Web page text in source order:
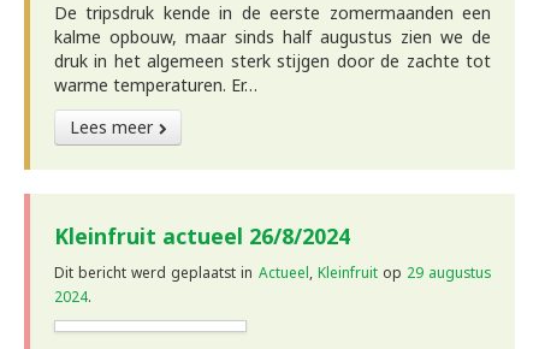
De tripsdruk kende in de eerste zomermaanden een
kalme opbouw, maar sinds half augustus zien we de
druk in het algemeen sterk stijgen door de zachte tot
warme temperaturen. Er…
Lees meer
Kleinfruit actueel 26/8/2024
Dit bericht werd geplaatst in Actueel, Kleinfruitop 29 augustus
2024.